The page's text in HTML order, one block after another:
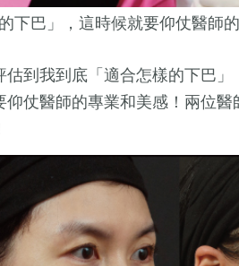
巴」，這時候就要仰仗醫師的
到我到底「適合怎樣的下巴
仗醫師的專業和美感！兩位醫